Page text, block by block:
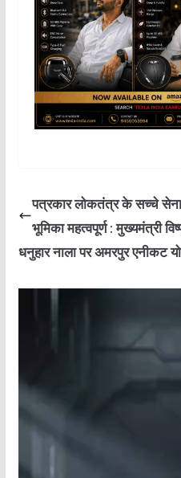
A
p
p
b
o
o
k
n
पत्रकार लोकतंत्र के सच्चे
भूमिका महत्वपूर्ण : मुख्यमंत्री
धनुहार नाला पर अमरपुर एनीकट